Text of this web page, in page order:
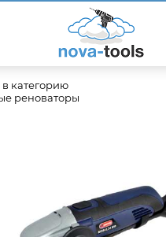
категорию
реноваторы